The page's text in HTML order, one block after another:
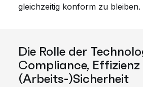
gleichzeitig konform zu bleiben.
Die Rolle der
Compliance, Effizienz
(Arbeits-)Sicherheit